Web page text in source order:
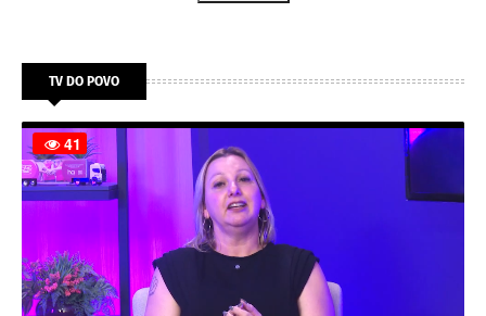
TV DO POVO